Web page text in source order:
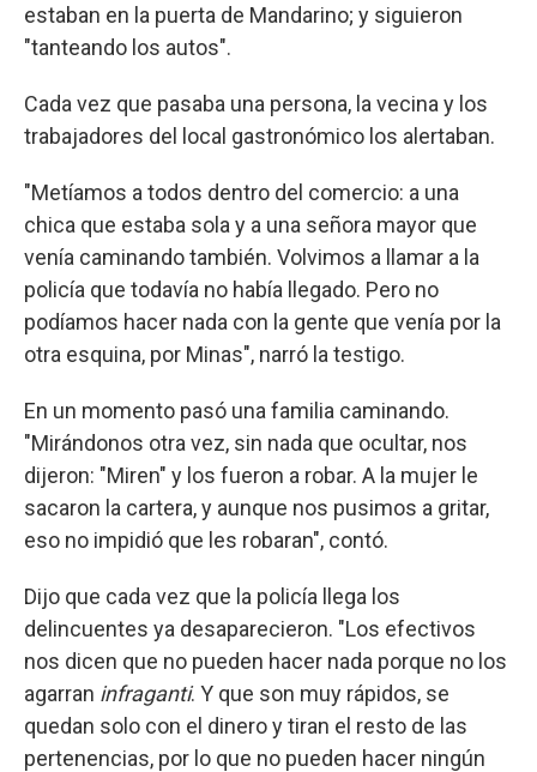
estaban en la puerta de Mandarino; y siguieron
"tanteando los autos".
Cada vez que pasaba una persona, la vecina y los
trabajadores del local gastronómico los alertaban.
"Metíamos a todos dentro del comercio: a una
chica que estaba sola y a una señora mayor que
venía caminando también. Volvimos a llamar a la
policía que todavía no había llegado. Pero no
podíamos hacer nada con la gente que venía por la
otra esquina, por Minas", narró la testigo.
En un momento pasó una familia caminando.
"Mirándonos otra vez, sin nada que ocultar, nos
dijeron: "Miren" y los fueron a robar. A la mujer le
sacaron la cartera, y aunque nos pusimos a gritar,
eso no impidió que les robaran", contó.
Dijo que cada vez que la policía llega los
delincuentes ya desaparecieron. "Los efectivos
nos dicen que no pueden hacer nada porque no los
agarran infraganti. Y que son muy rápidos, se
quedan solo con el dinero y tiran el resto de las
pertenencias, por lo que no pueden hacer ningún